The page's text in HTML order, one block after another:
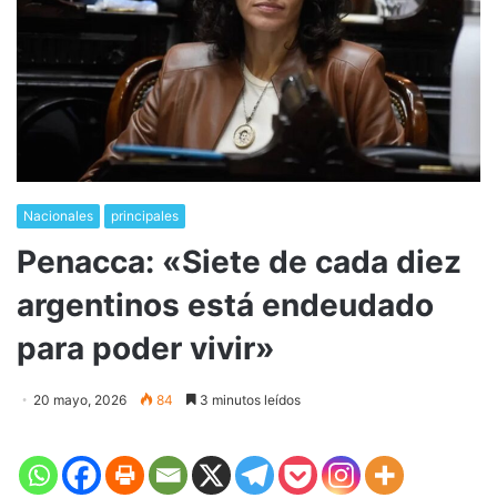
Nacionales principales
​Penacca: «Siete de cada diez
argentinos está endeudado
para poder vivir»
20 mayo, 2026 84 3 minutos leídos